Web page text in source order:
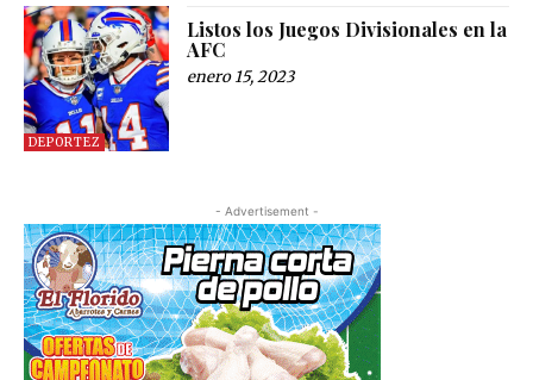
DEPORTEZ
Listos los Juegos Divisionales en la
AFC
enero 15, 2023
- Advertisement -